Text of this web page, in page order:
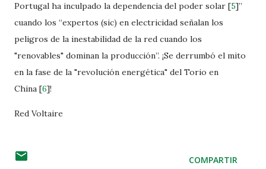
Portugal ha inculpado la dependencia del poder solar [5]”
cuando los “expertos (sic) en electricidad señalan los
peligros de la inestabilidad de la red cuando los
"renovables" dominan la producción”. ¡Se derrumbó el mito
en la fase de la "revolución energética" del Torio en
China [6]!
Red Voltaire
COMPARTIR